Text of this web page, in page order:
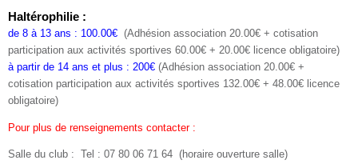
Haltérophilie :
de 8 à 13 ans : 100.00€ (Adhésion association 20.00€ + cotisation
participation aux activités sportives 60.00€ + 20.00€ licence obligatoire)
à partir de 14 ans et plus : 200€ (Adhésion association 20.00€ +
cotisation participation aux activités sportives 132.00€ + 48.00€ licence
obligatoire)
Pour plus de renseignements contacter :
Salle du club : Tel : 07 80 06 71 64 (horaire ouverture salle)